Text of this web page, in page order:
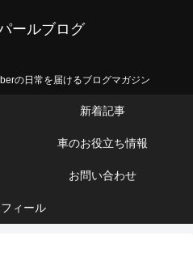
ールブログ
の日常を届けるブログマガジン
新着記事
車のお役立ち情報
お問い合わせ
ィール